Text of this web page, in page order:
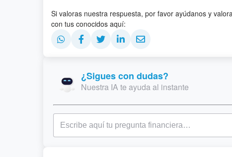
Si valoras nuestra respuesta, por favor ayúdanos y
con tus conocidos aquí:
¿Sigues con dudas?
Nuestra IA te ayuda al instante